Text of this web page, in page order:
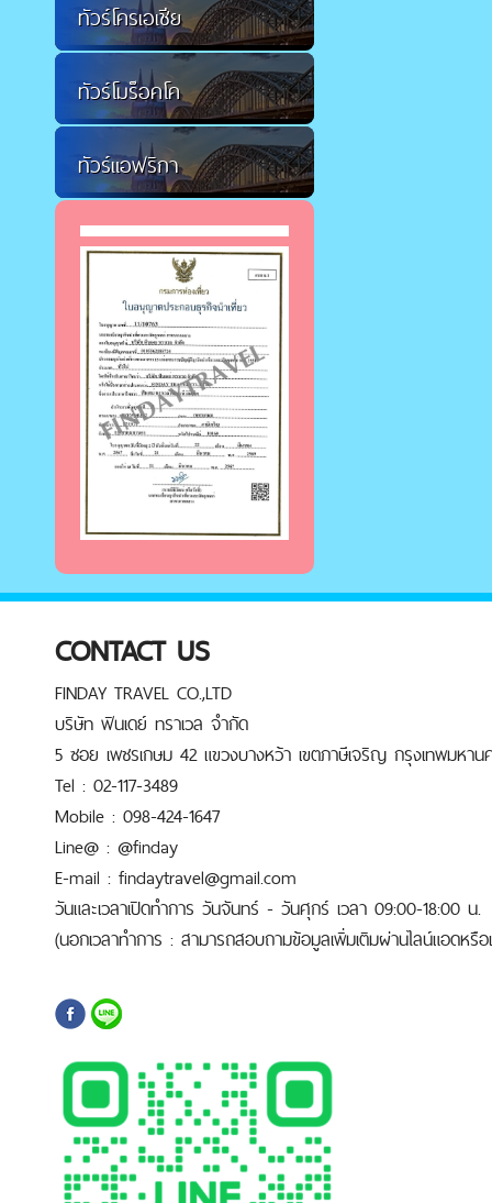
ทัวร์โครเอเชีย
ทัวร์โมร็อคโค
ทัวร์แอฟริกา
CONTACT US
FINDAY TRAVEL CO.,LTD
บริษัท ฟินเดย์ ทราเวล จำกัด
5 ซอย เพชรเกษม 42 แขวงบางหว้า เขตภาษีเจริญ กรุงเทพมหาน
Tel : 02-117-3489
Mobile : 098-424-1647
Line@ : @finday
E-mail : findaytravel@gmail.com
วันและเวลาเปิดทำการ วันจันทร์ - วันศุกร์ เวลา 09:00-18:00 น.
(นอกเวลาทำการ : สามารถสอบถามข้อมูลเพิ่มเติมผ่านไลน์แอดหรือ